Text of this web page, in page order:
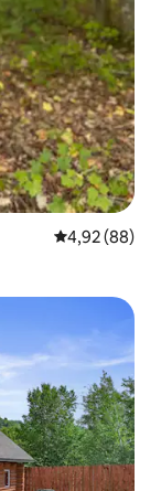
Évaluation
4,92 (88)